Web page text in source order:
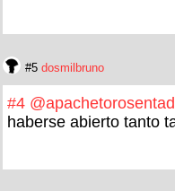
#5 dosmilbruno
#4
haberse abierto tanto